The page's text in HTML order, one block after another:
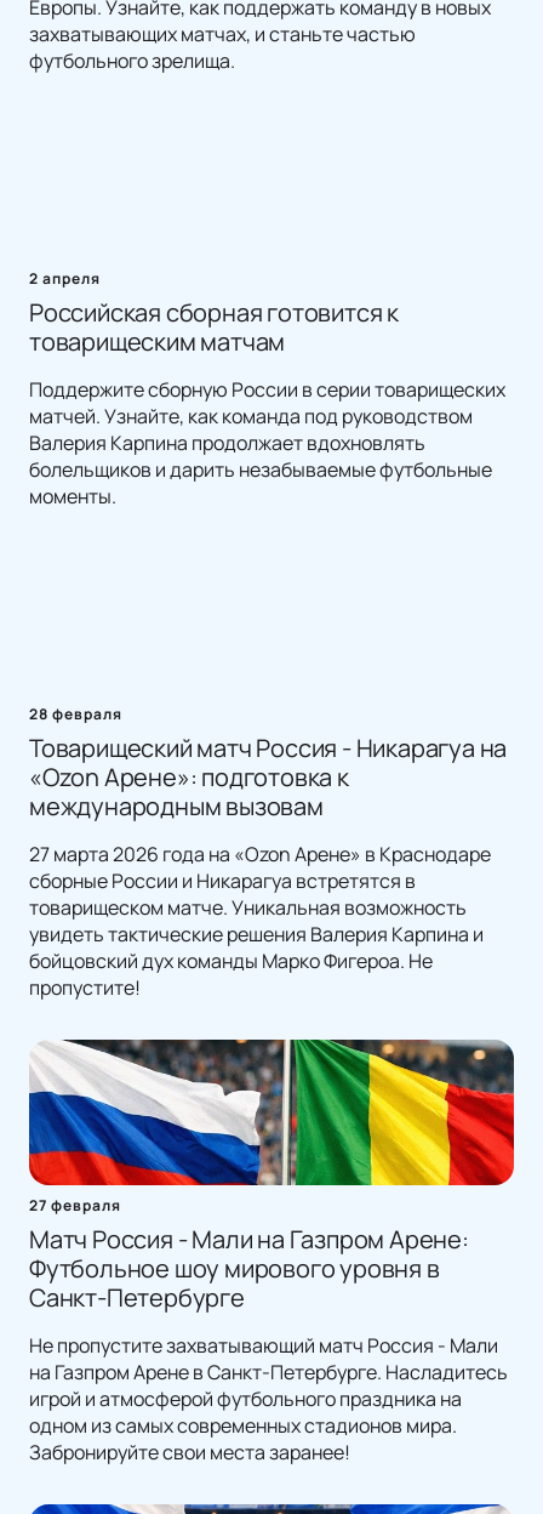
Европы. Узнайте, как поддержать команду в новых
захватывающих матчах, и станьте частью
футбольного зрелища.
2 апреля
Российская сборная готовится к
товарищеским матчам
Поддержите сборную России в серии товарищеских
матчей. Узнайте, как команда под руководством
Валерия Карпина продолжает вдохновлять
болельщиков и дарить незабываемые футбольные
моменты.
28 февраля
Товарищеский матч Россия - Никарагуа на
«Ozon Арене»: подготовка к
международным вызовам
27 марта 2026 года на «Ozon Арене» в Краснодаре
сборные России и Никарагуа встретятся в
товарищеском матче. Уникальная возможность
увидеть тактические решения Валерия Карпина и
бойцовский дух команды Марко Фигероа. Не
пропустите!
27 февраля
Матч Россия - Мали на Газпром Арене:
Футбольное шоу мирового уровня в
Санкт-Петербурге
Не пропустите захватывающий матч Россия - Мали
на Газпром Арене в Санкт-Петербурге. Насладитесь
игрой и атмосферой футбольного праздника на
одном из самых современных стадионов мира.
Забронируйте свои места заранее!